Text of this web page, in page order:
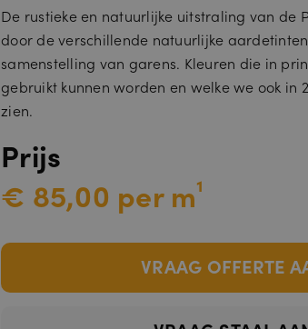
De rustieke en natuurlijke uitstraling van de
door de verschillende natuurlijke
samenstelling van garens. Kleuren die in
gebruikt kunnen worden en welke we ook in
zien.
Prijs
€ 85,00 per m¹
VRAAG OFFERTE